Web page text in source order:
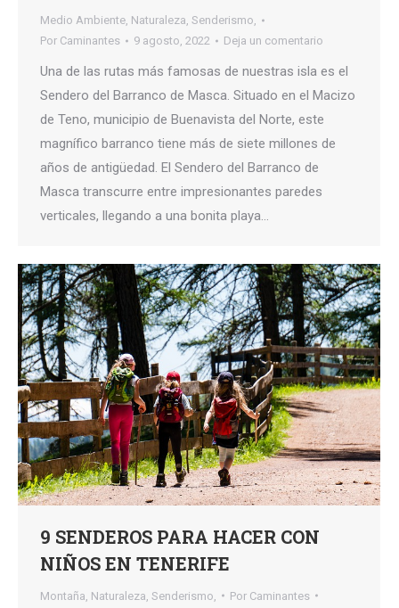
Medio Ambiente, Naturaleza, Senderismo,
Por Caminantes 9 agosto, 2022 Deja un comentario
Una de las rutas más famosas de nuestras isla es el
Sendero del Barranco de Masca. Situado en el Macizo
de Teno, municipio de Buenavista del Norte, este
magnífico barranco tiene más de siete millones de
años de antigüedad. El Sendero del Barranco de
Masca transcurre entre impresionantes paredes
verticales, llegando a una bonita playa…
9 SENDEROS PARA HACER CON
NIÑOS EN TENERIFE
Montaña Naturaleza Senderismo, Por Caminantes